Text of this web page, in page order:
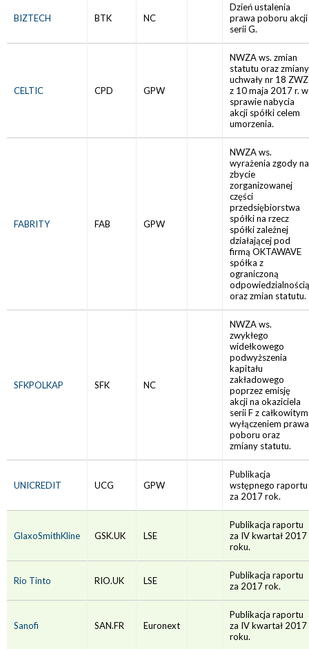
BIZTECH BTK NC
Dzień ustalenia
prawa poboru akcji
serii G.
CELTIC CPD GPW
NWZA ws. zmian
statutu oraz zmiany
uchwały nr 18 ZWZ
z 10 maja 2017 r. w
sprawie nabycia
akcji spółki celem
umorzenia.
FABRITY FAB GPW
NWZA ws.
wyrażenia zgody na
zbycie
zorganizowanej
części
przedsiębiorstwa
spółki na rzecz
spółki zależnej
działającej pod
firmą OKTAWAVE
spółka z
ograniczoną
odpowiedzialnością
oraz zmian statutu.
SFKPOLKAP SFK NC
NWZA ws.
zwykłego
widełkowego
podwyższenia
kapitału
zakładowego
poprzez emisję
akcji na okaziciela
serii F z całkowitym
wyłączeniem prawa
poboru oraz
zmiany statutu.
UNICREDIT UCG GPW
Publikacja
wstępnego raportu
za 2017 rok.
GlaxoSmithKline GSK.UK LSE
Publikacja raportu
za IV kwartał 2017
roku.
Rio Tinto RIO.UK LSE
Publikacja raportu
za 2017 rok.
Sanofi SAN.FR Euronext
Publikacja raportu
za IV kwartał 2017
roku.